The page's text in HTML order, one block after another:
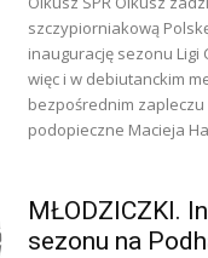
szczypiorniakową
inaugurację sezonu Ligi
więc i w debiutanckim
bezpośrednim
podopieczne Macieja
MŁODZICZKI.
sezonu na